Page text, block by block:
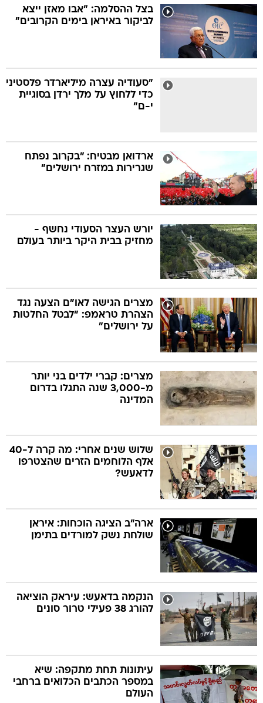
בצל ההסלמה: "אבו מאזן ייצא
לביקור באיראן בימים הקרובים"
"סעודיה עצרה מיליארדר פלסטיני
כדי ללחוץ על מלך ירדן בסוגיית
י-ם"
ארדואן מבטיח: "בקרוב נפתח
שגרירות במזרח ירושלים"
יורש העצר הסעודי נחשף -
מחזיק בבית היקר ביותר בעולם
מצרים הגישה לאו"ם הצעה נגד
הצהרת טראמפ: "לבטל החלטות
על ירושלים"
מצרים: קברי ילדים בני יותר
מ-3,000 שנה התגלו בדרום
המדינה
שלוש שנים אחרי: מה קרה ל-40
אלף הלוחמים הזרים שהצטרפו
לדאעש?
ארה"ב הציגה הוכחות: איראן
שולחת נשק למורדים בתימן
הנקמה בדאעש: עיראק הוציאה
להורג 38 פעילי טרור סונים
עיתונות תחת מתקפה: שיא
במספר הכתבים הכלואים ברחבי
העולם